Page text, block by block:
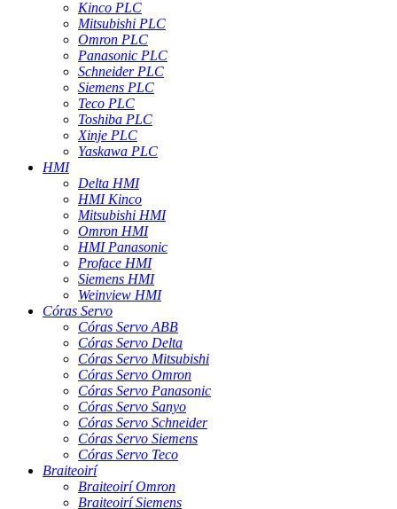
Kinco PLC
Mitsubishi PLC
Omron PLC
Panasonic PLC
Schneider PLC
Siemens PLC
Teco PLC
Toshiba PLC
Xinje PLC
Yaskawa PLC
HMI
Delta HMI
HMI Kinco
Mitsubishi HMI
Omron HMI
HMI Panasonic
Proface HMI
Siemens HMI
Weinview HMI
Córas Servo
Córas Servo ABB
Córas Servo Delta
Córas Servo Mitsubishi
Córas Servo Omron
Córas Servo Panasonic
Córas Servo Sanyo
Córas Servo Schneider
Córas Servo Siemens
Córas Servo Teco
Braiteoirí
Braiteoirí Omron
Braiteoirí Siemens